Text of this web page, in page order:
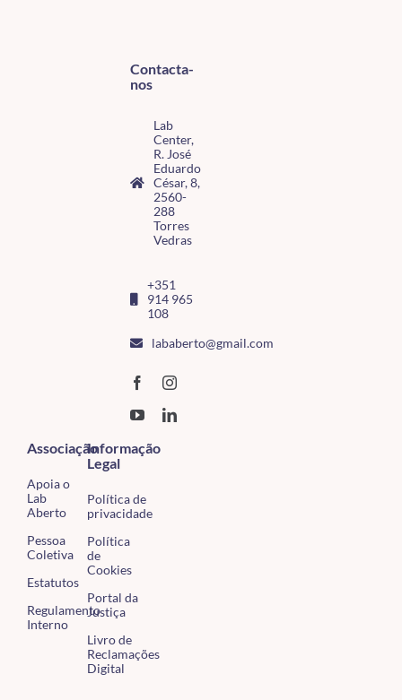
Contacta-
nos
Lab
Center,
R. José
Eduardo
César, 8,
2560-
288
Torres
Vedras
+351
914 965
108
lababerto@gmail.com
Associação
Apoia o
Lab
Aberto
Pessoa
Coletiva
Estatutos
Regulamento
Interno
Informação
Legal
Política de
privacidade
Política
de
Cookies
Portal da
Justiça
Livro de
Reclamações
Digital